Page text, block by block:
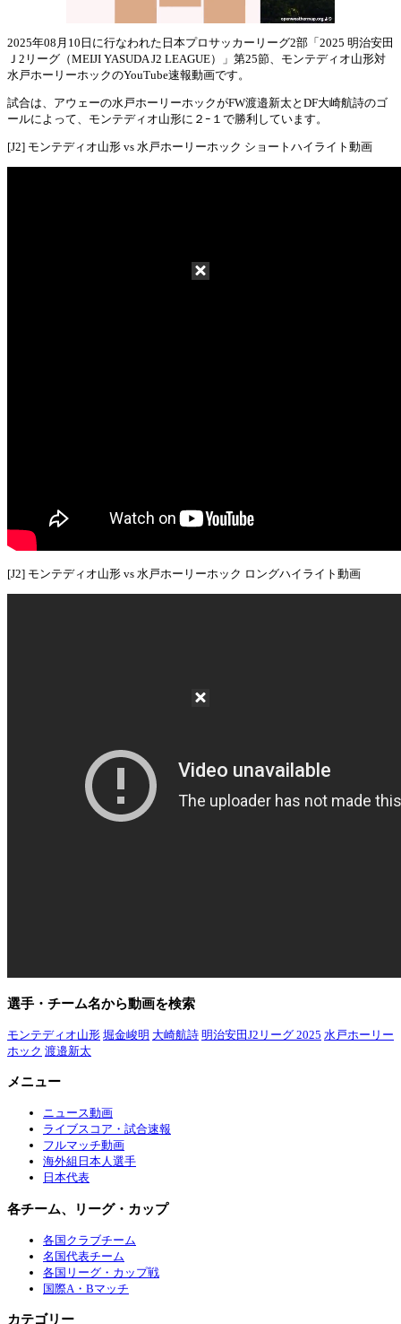
2025年08月10日に行なわれた日本プロサッカーリーグ2部「2025 明治安田
Ｊ2リーグ（MEIJI YASUDA J2 LEAGUE）」第25節、モンテディオ山形対
水戸ホーリーホックのYouTube速報動画です。
試合は、アウェーの水戸ホーリーホックがFW渡邉新太とDF大崎航詩のゴ
ールによって、モンテディオ山形に２ｰ１で勝利しています。
[J2] モンテディオ山形 vs 水戸ホーリーホック ショートハイライト動画
[J2] モンテディオ山形 vs 水戸ホーリーホック ロングハイライト動画
選手・チーム名から動画を検索
モンテディオ山形 堀金峻明 大崎航詩 明治安田J2リーグ 2025 水戸ホーリー
ホック 渡邉新太
メニュー
ニュース動画
ライブスコア・試合速報
フルマッチ動画
海外組日本人選手
日本代表
各チーム、リーグ・カップ
各国クラブチーム
名国代表チーム
各国リーグ・カップ戦
国際A・Bマッチ
カテゴリー